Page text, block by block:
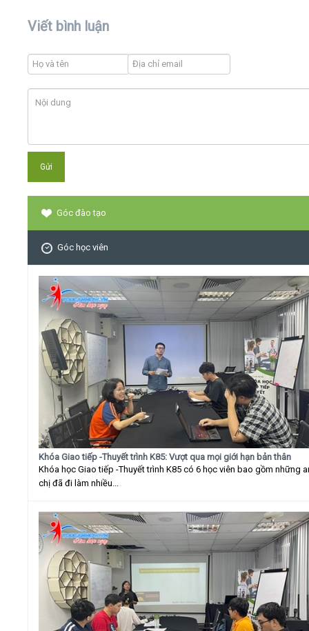
Viết bình luận
Góc đào tạo
Góc học viên
Khóa Giao tiếp -Thuyết trình K85: Vượt qua mọi giới hạn bản thân
Khóa học Giao tiếp -Thuyết trình K85 có 6 học viên bao gồm những
chị đã đi làm nhiều...